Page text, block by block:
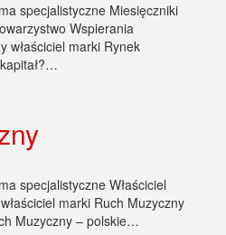
specjalistyczne Miesięczniki
Wspierania
właściciel marki Rynek
specjalistyczne Właściciel
marki Ruch Muzyczny
Muzyczny – polskie…